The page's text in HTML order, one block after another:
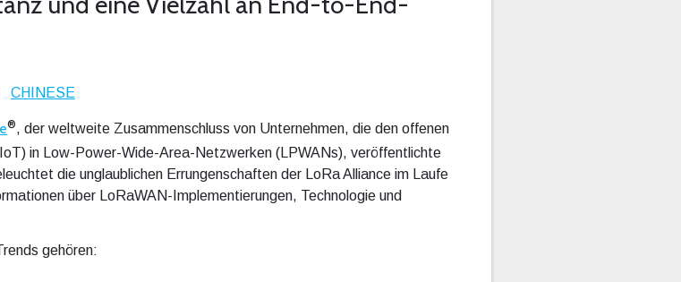
CHINESE
®, der weltweite Zusammenschluss von Unternehmen, die den offenen
in Low-Power-Wide-Area-Netzwerken (LPWANs), veröffentlichte
die unglaublichen Errungenschaften der LoRa Alliance im Laufe
über LoRaWAN-Implementierungen, Technologie und
gehören: